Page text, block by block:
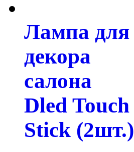
Лампа для
декора
салона
Dled Touch
Stick (2шт.)